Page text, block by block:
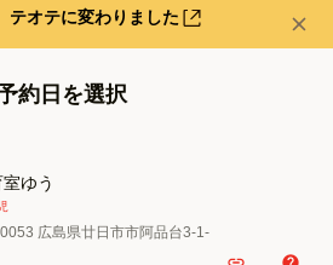
テオテに変わりました
約日を選択
ゆう
広島県廿日市市阿品台3-1-